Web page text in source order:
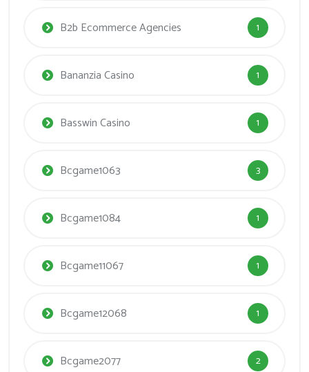
B2b Ecommerce Agencies 1
Bananzia Casino 1
Basswin Casino 1
Bcgame1063 3
Bcgame1084 1
Bcgame11067 1
Bcgame12068 1
Bcgame2077 2